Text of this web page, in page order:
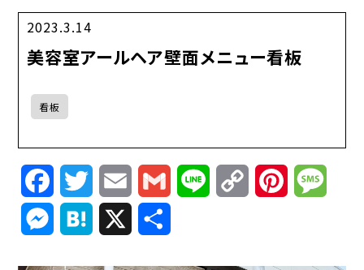
2023.3.14
美容室アールヘア壁面メニュー看板
看板
FacebookTwitterEmail Gmail Line
Copy
Link
Pinterest
Messenger
Hatena